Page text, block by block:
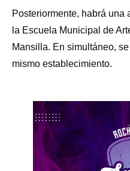
Posteriormente, habrá una
la Escuela Municipal de
Mansilla. En simultáneo,
mismo establecimiento.